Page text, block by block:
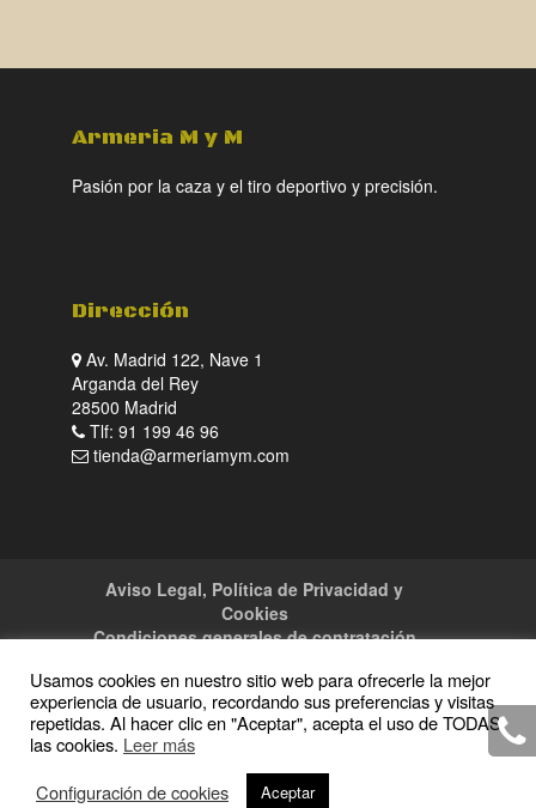
Armeria M y M
Pasión por la caza y el tiro deportivo y precisión.
Dirección
Av. Madrid 122, Nave 1
Arganda del Rey
28500 Madrid
Tlf: 91 199 46 96
tienda@armeriamym.com
Aviso Legal, Política de Privacidad y
Cookies
Condiciones generales de contratación
Copyright · 2016 Armeria M y M · Todos los
derechos reservados
Usamos cookies en nuestro sitio web para ofrecerle la mejor
experiencia de usuario, recordando sus preferencias y visitas
repetidas. Al hacer clic en "Aceptar", acepta el uso de TODAS
las cookies. Leer más
Configuración de cookies
Aceptar